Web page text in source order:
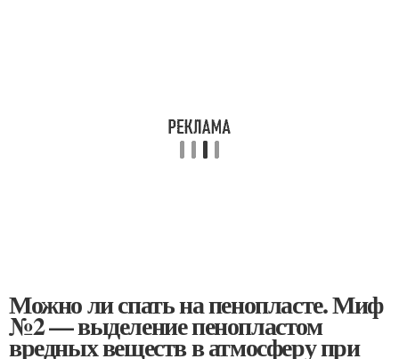
Можно ли спать на пенопласте. Миф
№2 — выделение пенопластом
вредных веществ в атмосферу при